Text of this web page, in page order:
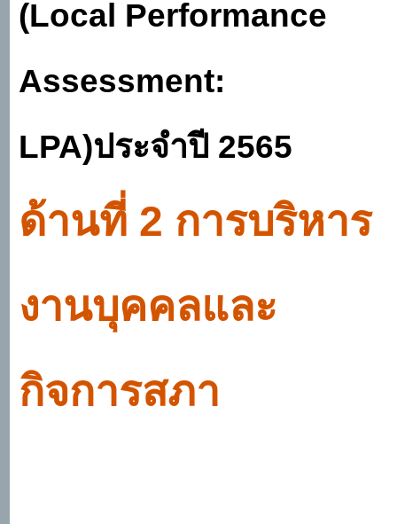
(Local Performance
Assessment:
LPA)ประจำปี 2565
ด้านที่ 2 การบริหาร
งานบุคคลและ
กิจการสภา